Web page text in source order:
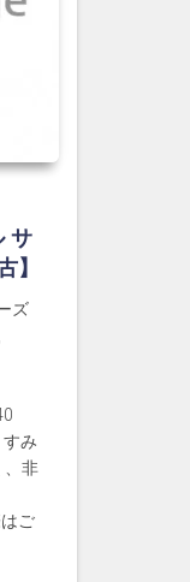
サ
】
ズ
み
、非
ご